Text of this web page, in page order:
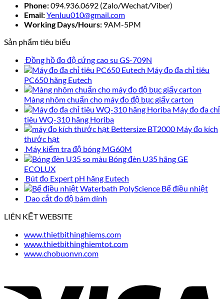
Phone:094.936.0692 (Zalo/Wechat/Viber)
Email:Yenluu010@gmail.com
Working Days/Hours: 9AM-5PM
Sản phẩm tiêu biểu
Đồng hồ đo độ cứng cao su GS-709N
Máy đo đa chỉ tiêu
PC650 hãng Eutech
Màng nhôm chuẩn cho máy đo độ bục giấy carton
Máy đo đa chỉ
tiêu WQ-310 hãng Horiba
Máy đo kích
thước hạt
Máy kiểm tra độ bóng MG60M
Bóng đèn U35 hãng GE
ECOLUX
Bút đo Expert pH hãng Eutech
Bể điều nhiệt
Dao cắt đo độ bám dính
LIÊN KẾT WEBSITE
www.thietbithinghiems.com
www.thietbithinghiemtot.com
www.chobuonvn.com